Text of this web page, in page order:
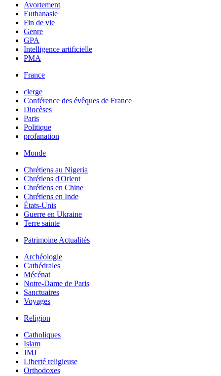
Avortement
Euthanasie
Fin de vie
Genre
GPA
Intelligence artificielle
PMA
France
clerge
Conférence des évêques de France
Diocèses
Paris
Politique
profanation
Monde
Chrétiens au Nigeria
Chrétiens d'Orient
Chrétiens en Chine
Chrétiens en Inde
États-Unis
Guerre en Ukraine
Terre sainte
Patrimoine Actualités
Archéologie
Cathédrales
Mécénat
Notre-Dame de Paris
Sanctuaires
Voyages
Religion
Catholiques
Islam
JMJ
Liberté religieuse
Orthodoxes